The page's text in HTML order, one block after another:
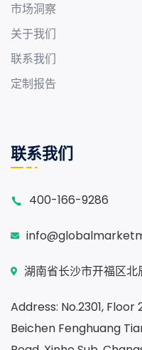
市场洞察
关于我们
联系我们
定制报告
联系我们
400-166-9286
湖南省长沙市开福区北
Address: No.2301, Floor
Beichen Fenghuang